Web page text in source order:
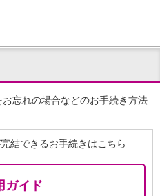
忘れの場合などのお手続き方法
結できるお手続きはこちら
ガイド